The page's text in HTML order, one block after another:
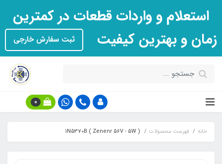
استعلام و واردات قطعات در کمترین
زمان و بهترین کیفیت
ثبت سفارش خارجی
0
خانه فهرست محصولات 1N5370B ( Zenenr 56V - 5W )